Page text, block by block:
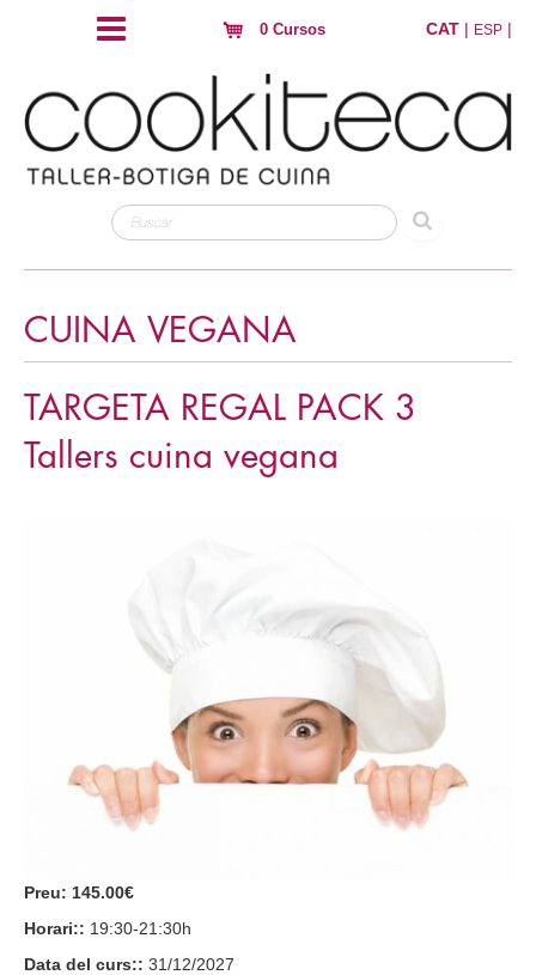
0 Cursos CAT | ESP |
CUINA VEGANA
TARGETA REGAL PACK 3
Tallers cuina vegana
Preu: 145.00€
Horari:: 19:30-21:30h
Data del curs:: 31/12/2027